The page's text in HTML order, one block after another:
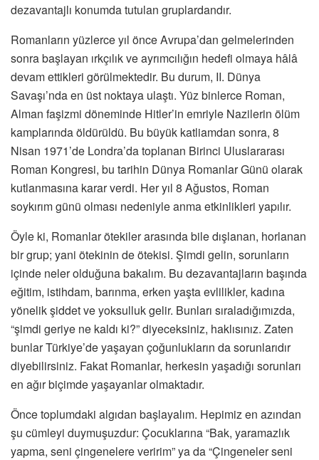
dezavantajlı konumda tutulan gruplardandır.
Romanların yüzlerce yıl önce Avrupa’dan gelmelerinden
sonra başlayan ırkçılık ve ayrımcılığın hedefi olmaya hâlâ
devam ettikleri görülmektedir. Bu durum, II. Dünya
Savaşı’nda en üst noktaya ulaştı. Yüz binlerce Roman,
Alman faşizmi döneminde Hitler’in emriyle Nazilerin ölüm
kamplarında öldürüldü. Bu büyük katliamdan sonra, 8
Nisan 1971’de Londra’da toplanan Birinci Uluslararası
Roman Kongresi, bu tarihin Dünya Romanlar Günü olarak
kutlanmasına karar verdi. Her yıl 8 Ağustos, Roman
soykırım günü olması nedeniyle anma etkinlikleri yapılır.
Öyle ki, Romanlar ötekiler arasında bile dışlanan, horlanan
bir grup; yani ötekinin de ötekisi. Şimdi gelin, sorunların
içinde neler olduğuna bakalım. Bu dezavantajların başında
eğitim, istihdam, barınma, erken yaşta evlilikler, kadına
yönelik şiddet ve yoksulluk gelir. Bunları sıraladığımızda,
“şimdi geriye ne kaldı ki?” diyeceksiniz, haklısınız. Zaten
bunlar Türkiye’de yaşayan çoğunlukların da sorunlarıdır
diyebilirsiniz. Fakat Romanlar, herkesin yaşadığı sorunları
en ağır biçimde yaşayanlar olmaktadır.
Önce toplumdaki algıdan başlayalım. Hepimiz en azından
şu cümleyi duymuşuzdur: Çocuklarına “Bak, yaramazlık
yapma, seni çingenelere veririm” ya da “Çingeneler seni